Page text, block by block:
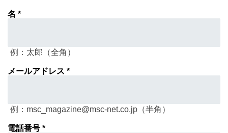
名 *
例：太郎（全角）
メールアドレス *
例：msc_magazine@msc-net.co.jp（半角）
電話番号 *